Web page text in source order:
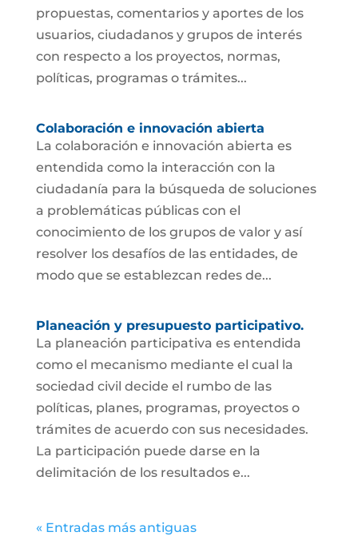
propuestas, comentarios y aportes de los
usuarios, ciudadanos y grupos de interés
con respecto a los proyectos, normas,
políticas, programas o trámites...
Colaboración e innovación abierta
La colaboración e innovación abierta es
entendida como la interacción con la
ciudadanía para la búsqueda de soluciones
a problemáticas públicas con el
conocimiento de los grupos de valor y así
resolver los desafíos de las entidades, de
modo que se establezcan redes de...
Planeación y presupuesto participativo.
La planeación participativa es entendida
como el mecanismo mediante el cual la
sociedad civil decide el rumbo de las
políticas, planes, programas, proyectos o
trámites de acuerdo con sus necesidades.
La participación puede darse en la
delimitación de los resultados e...
« Entradas más antiguas